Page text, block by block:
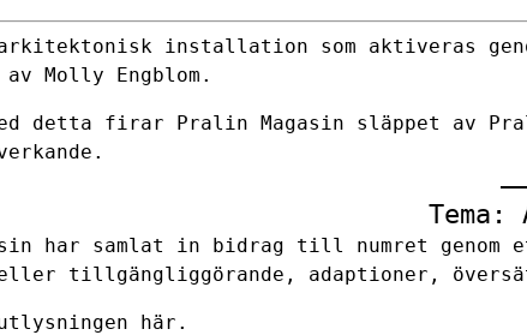
installation som aktiveras
av Molly Engblom.
detta firar Pralin Magasin släppet av
Tema:
har samlat in bidrag till numret genom
eller tillgängliggörande, adaptioner,
här.